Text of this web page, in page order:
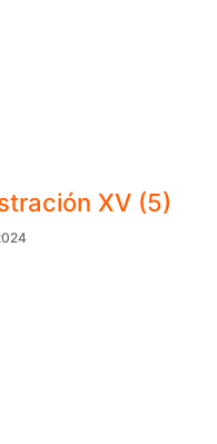
XV (5)